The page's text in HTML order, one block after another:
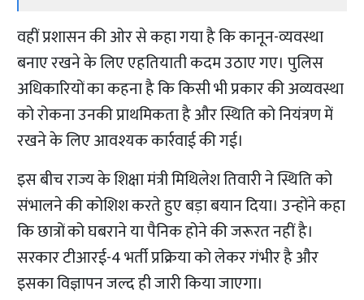
वहीं प्रशासन की ओर से कहा गया है कि कानून-व्यवस्था
बनाए रखने के लिए एहतियाती कदम उठाए गए। पुलिस
अधिकारियों का कहना है कि किसी भी प्रकार की अव्यवस्था
को रोकना उनकी प्राथमिकता है और स्थिति को नियंत्रण में
रखने के लिए आवश्यक कार्रवाई की गई।
इस बीच राज्य के शिक्षा मंत्री मिथिलेश तिवारी ने स्थिति को
संभालने की कोशिश करते हुए बड़ा बयान दिया। उन्होंने कहा
कि छात्रों को घबराने या पैनिक होने की जरूरत नहीं है।
सरकार टीआरई-4 भर्ती प्रक्रिया को लेकर गंभीर है और
इसका विज्ञापन जल्द ही जारी किया जाएगा।